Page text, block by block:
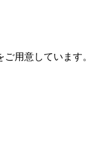
用意しています。